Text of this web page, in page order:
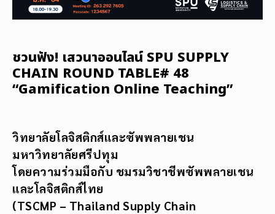
ชวนฟัง! เสวนาออนไลน์ SPU SUPPLY
CHAIN ROUND TABLE# 48
“Gamification Online Teaching”
วิทยาลัยโลจิสติกส์และซัพพลายเชน
มหาวิทยาลัยศรีปทุม
โดยความร่วมมือกับ ชมรมวิชาชีพซัพพลายเชน
และโลจิสติกส์ไทย
(TSCMP – Thailand Supply Chain